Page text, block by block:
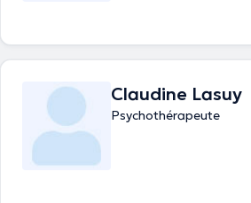
Claudine Lasuy
Psychothérapeute